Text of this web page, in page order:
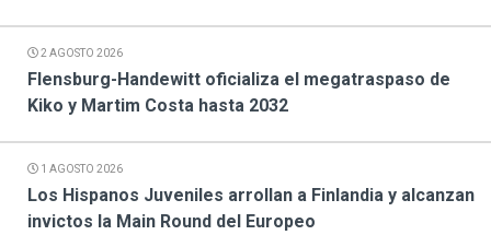
2 AGOSTO 2026
Flensburg-Handewitt oficializa el megatraspaso de
Kiko y Martim Costa hasta 2032
1 AGOSTO 2026
Los Hispanos Juveniles arrollan a Finlandia y alcanzan
invictos la Main Round del Europeo